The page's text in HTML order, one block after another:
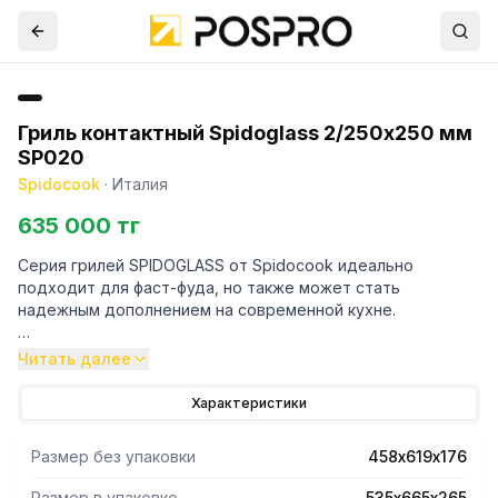
Гриль контактный Spidoglass 2/250х250 мм
SP020
Spidocook · Италия
635 000 тг
Серия грилей SPIDOGLASS от Spidocook идеально
подходит для фаст-фуда, но также может стать
надежным дополнением на современной кухне.
Профессиональные контактные грили со
подходят для приготовления широкого спектра
Высокое качество приготовления благодаря
равномерному распределению тепла и использованию
Читать далее
Характеристики
Размер без упаковки 458х619х176